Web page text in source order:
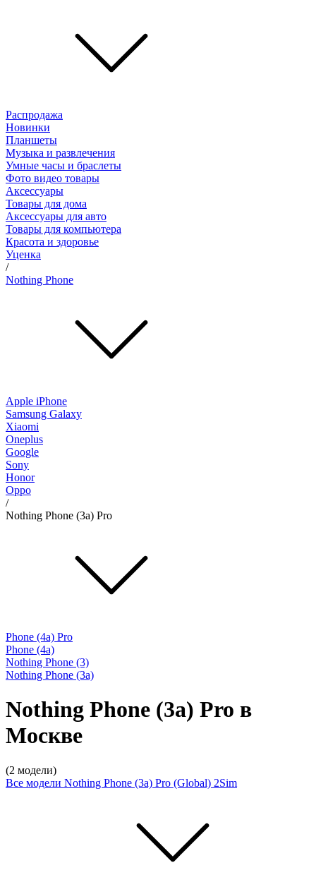
Распродажа
Новинки
Планшеты
Музыка и развлечения
Умные часы и браслеты
Фото видео товары
Аксессуары
Товары для дома
Аксессуары для авто
Товары для компьютера
Красота и здоровье
Уценка
/
Nothing Phone
Apple iPhone
Samsung Galaxy
Xiaomi
Oneplus
Google
Sony
Honor
Oppo
/
Nothing Phone (3a) Pro
Phone (4a) Pro
Phone (4a)
Nothing Phone (3)
Nothing Phone (3a)
Nothing Phone (3a) Pro в
Москве
(2 модели)
Все модели Nothing Phone (3a) Pro (Global) 2Sim